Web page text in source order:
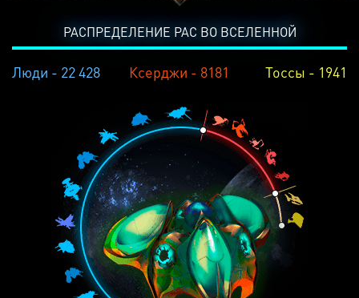
РАСПРЕДЕЛЕНИЕ РАС ВО ВСЕЛЕННОЙ
Люди - 22 428 Ксерджи - 8181 Тоссы - 1941